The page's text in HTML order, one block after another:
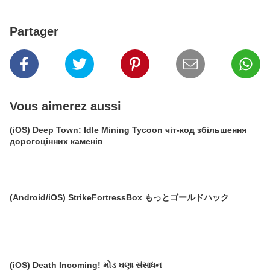
Partager
Vous aimerez aussi
(iOS) Deep Town: Idle Mining Tycoon чіт-код збільшення
дорогоцінних каменів
(Android/iOS) StrikeFortressBox もっとゴールドハック
(iOS) Death Incoming! મોડ ઘણા સંસાધન